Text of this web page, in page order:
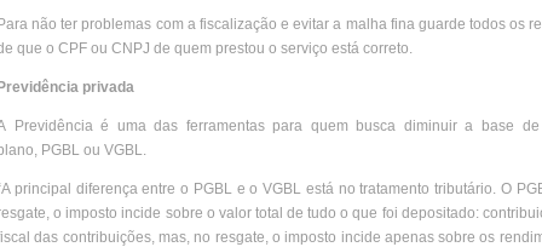
não ter problemas com a fiscalização e evitar a malha fina guarde todos os
que o CPF ou CNPJ de quem prestou o serviço está correto.
privada
Previdência é uma das ferramentas para quem busca diminuir a base
PGBL ou VGBL.
principal diferença entre o PGBL e o VGBL está no tratamento tributário. O
o imposto incide sobre o valor total de tudo o que foi depositado:
das contribuições, mas, no resgate, o imposto incide apenas sobre os